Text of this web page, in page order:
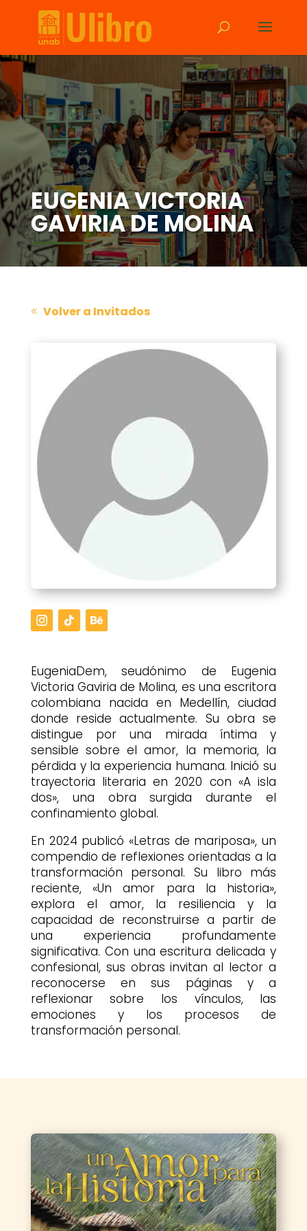
EUGENIA VICTORIA
GAVIRIA DE MOLINA
Volver a Invitados
EugeniaDem, seudónimo de Eugenia
Victoria Gaviria de Molina, es una escritora
colombiana nacida en Medellín, ciudad
donde reside actualmente. Su obra se
distingue por una mirada íntima y
sensible sobre el amor, la memoria, la
pérdida y la experiencia humana. Inició su
trayectoria literaria en 2020 con «A isla
dos», una obra surgida durante el
confinamiento global.
En 2024 publicó «Letras de mariposa», un
compendio de reflexiones orientadas a la
transformación personal. Su libro más
reciente, «Un amor para la historia»,
explora el amor, la resiliencia y la
capacidad de reconstruirse a partir de
una experiencia profundamente
significativa. Con una escritura delicada y
confesional, sus obras invitan al lector a
reconocerse en sus páginas y a
reflexionar sobre los vínculos, las
emociones y los procesos de
transformación personal.